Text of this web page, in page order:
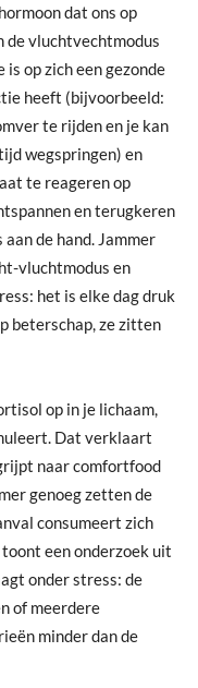
dat ons op
de vluchtvechtmodus
op zich een gezonde
heeft (bijvoorbeeld:
te rijden en je kan
wegspringen) en
te reageren op
en terugkeren
de hand. Jammer
vluchtmodus en
het is elke dag druk
beterschap, ze zitten
op in je lichaam,
Dat verklaart
naar comfortfood
genoeg zetten de
consumeert zich
een onderzoek uit
onder stress: de
of meerdere
minder dan de